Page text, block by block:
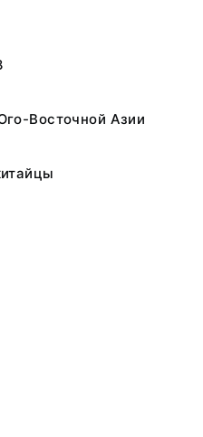
Восточной Азии